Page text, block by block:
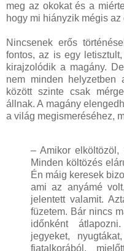
meg az okokat és a
hogy mi hiányzik mégis az
Nincsenek erős
fontos, az is egy
kirajzolódik a magány.
nem minden helyzetben
között szinte csak
állnak. A magány
a világ megismeréséhez,
– Amikor elköltözöl,
Minden költözés
Én máig keresek
ami az anyámé
jelentett valamit.
füzetem. Bár nincs
időnként
jegyeket,
fiatalkorából,